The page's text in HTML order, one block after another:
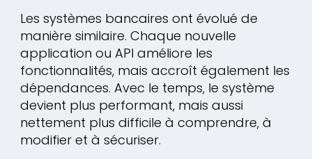
Les systèmes bancaires ont évolué de
manière similaire. Chaque nouvelle
application ou API améliore les
fonctionnalités, mais accroît également les
dépendances. Avec le temps, le système
devient plus performant, mais aussi
nettement plus difficile à comprendre, à
modifier et à sécuriser.